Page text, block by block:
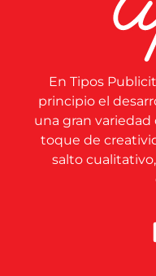
En Tipos
principio el
una gran variedad
toque de
salto